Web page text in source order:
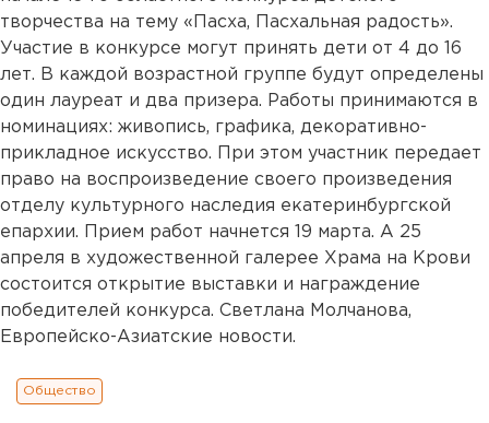
творчества на тему «Пасха, Пасхальная радость».
Участие в конкурсе могут принять дети от 4 до 16
лет. В каждой возрастной группе будут определены
один лауреат и два призера. Работы принимаются в
номинациях: живопись, графика, декоративно-
прикладное искусство. При этом участник передает
право на воспроизведение своего произведения
отделу культурного наследия екатеринбургской
епархии. Прием работ начнется 19 марта. А 25
апреля в художественной галерее Храма на Крови
состоится открытие выставки и награждение
победителей конкурса. Светлана Молчанова,
Европейско-Азиатские новости.
Общество